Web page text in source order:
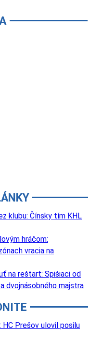
klubu: Čínsky tím KHL
hráčom:
vracia na
na reštart: Spišiaci od
dvojnásobného majstra
Prešov ulovil posilu